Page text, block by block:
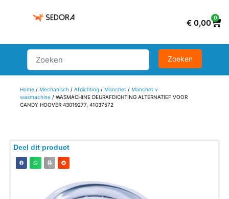
€ 0,00
0
Home/ Mechanisch/ Afdichting/ Manchet / Manchet v
wasmachine/ WASMACHINE DEURAFDICHTING ALTERNATIEF VOOR
CANDY HOOVER 43019277, 41037572
Deel dit product